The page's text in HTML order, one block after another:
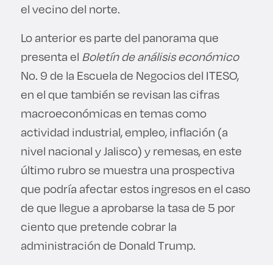
el vecino del norte.
Lo anterior es parte del panorama que
presenta el Boletín de análisis económico
No. 9 de la Escuela de Negocios del ITESO,
en el que también se revisan las cifras
macroeconómicas en temas como
actividad industrial, empleo, inflación (a
nivel nacional y Jalisco) y remesas, en este
último rubro se muestra una prospectiva
que podría afectar estos ingresos en el caso
de que llegue a aprobarse la tasa de 5 por
ciento que pretende cobrar la
administración de Donald Trump.